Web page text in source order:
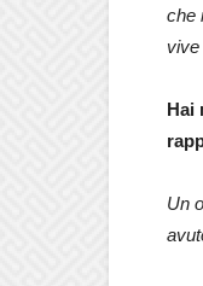
che
vive
Hai
Un